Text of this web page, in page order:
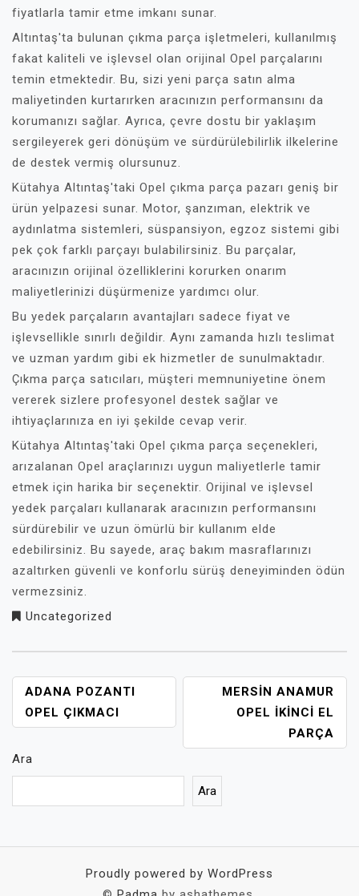
fiyatlarla tamir etme imkanı sunar.
Altıntaş'ta bulunan çıkma parça işletmeleri, kullanılmış
fakat kaliteli ve işlevsel olan orijinal Opel parçalarını
temin etmektedir. Bu, sizi yeni parça satın alma
maliyetinden kurtarırken aracınızın performansını da
korumanızı sağlar. Ayrıca, çevre dostu bir yaklaşım
sergileyerek geri dönüşüm ve sürdürülebilirlik ilkelerine
de destek vermiş olursunuz.
Kütahya Altıntaş'taki Opel çıkma parça pazarı geniş bir
ürün yelpazesi sunar. Motor, şanzıman, elektrik ve
aydınlatma sistemleri, süspansiyon, egzoz sistemi gibi
pek çok farklı parçayı bulabilirsiniz. Bu parçalar,
aracınızın orijinal özelliklerini korurken onarım
maliyetlerinizi düşürmenize yardımcı olur.
Bu yedek parçaların avantajları sadece fiyat ve
işlevsellikle sınırlı değildir. Aynı zamanda hızlı teslimat
ve uzman yardım gibi ek hizmetler de sunulmaktadır.
Çıkma parça satıcıları, müşteri memnuniyetine önem
vererek sizlere profesyonel destek sağlar ve
ihtiyaçlarınıza en iyi şekilde cevap verir.
Kütahya Altıntaş'taki Opel çıkma parça seçenekleri,
arızalanan Opel araçlarınızı uygun maliyetlerle tamir
etmek için harika bir seçenektir. Orijinal ve işlevsel
yedek parçaları kullanarak aracınızın performansını
sürdürebilir ve uzun ömürlü bir kullanım elde
edebilirsiniz. Bu sayede, araç bakım masraflarınızı
azaltırken güvenli ve konforlu sürüş deneyiminden ödün
vermezsiniz.
Uncategorized
YAZI
GEZINMESI
ADANA POZANTI
OPEL ÇIKMACI
MERSIN ANAMUR
OPEL İKINCI EL
PARÇA
Ara
Ara
Proudly powered by WordPress